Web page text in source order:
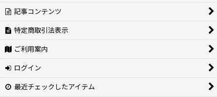
記事コンテンツ
特定商取引法表示
ご利用案内
ログイン
最近チェックしたアイテム